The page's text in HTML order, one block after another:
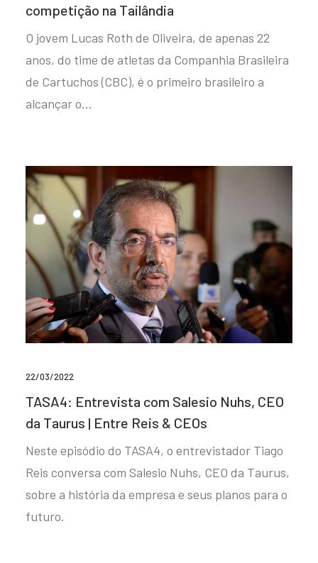
competição na Tailândia
O jovem Lucas Roth de Oliveira, de apenas 22
anos, do time de atletas da Companhia Brasileira
de Cartuchos (CBC), é o primeiro brasileiro a
alcançar o…
22/03/2022
TASA4: Entrevista com Salesio Nuhs, CEO
da Taurus | Entre Reis & CEOs
Neste episódio do TASA4, o entrevistador Tiago
Reis conversa com Salesio Nuhs, CEO da Taurus,
sobre a história da empresa e seus planos para o
futuro.